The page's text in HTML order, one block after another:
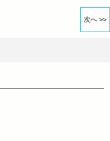
次へ >>